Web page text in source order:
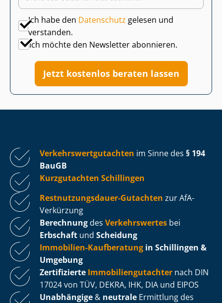
Ich habe den Datenschutz gelesen und
verstanden.
Ich möchte den Newsletter abonnieren.
Jetzt kostenlos beraten lassen
Ver­kehrs­wert­gut­ach­ten im Sinne des § 194
BauGB
Kurzgutachten Schillingen
Rest­nut­zungs­dau­er-Gutachten zur AfA-
Verkürzung
Berechnung des Verkehrswertes bei
Erbschaft und Scheidung
Immobilien-Kaufberatung in Schillingen &
Umgebung
Zertifizierte Im­mo­bi­li­en­gut­ach­ter nach DIN
17024 von TÜV, DEKRA, IHK, DIA und EIPOS
Unabhängige & neutrale Ermittlung des